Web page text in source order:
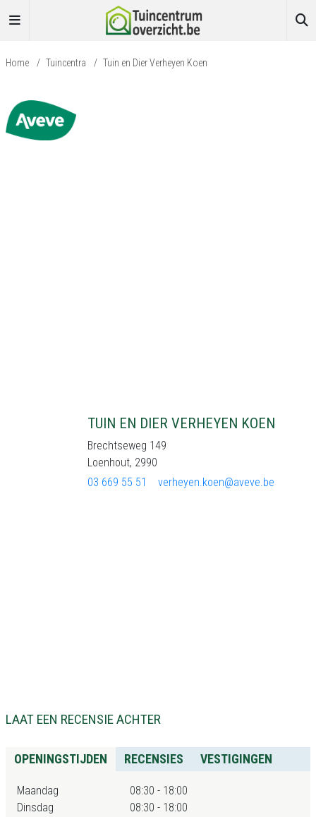
Home / Tuincentra / Tuin en Dier Verheyen Koen
TUIN EN DIER VERHEYEN KOEN
Brechtseweg 149
Loenhout, 2990
03 669 55 51
verheyen.koen@aveve.be
LAAT EEN RECENSIE ACHTER
OPENINGSTIJDEN RECENSIES VESTIGINGEN
Maandag
08:30 - 18:00
Dinsdag
08:30 - 18:00